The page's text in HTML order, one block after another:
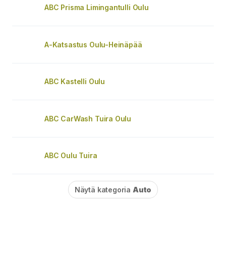
ABC Prisma Limingantulli Oulu
A-Katsastus Oulu-Heinäpää
ABC Kastelli Oulu
ABC CarWash Tuira Oulu
ABC Oulu Tuira
Näytä kategoria Auto